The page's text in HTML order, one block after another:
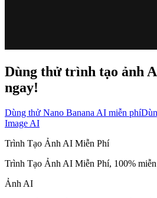
Dùng thử trình tạo ảnh
ngay!
Dùng thử Nano Banana AI miễn phí
Image AI
Trình Tạo Ảnh AI Miễn Phí
Trình Tạo Ảnh AI Miễn Phí, 100%
Ảnh AI